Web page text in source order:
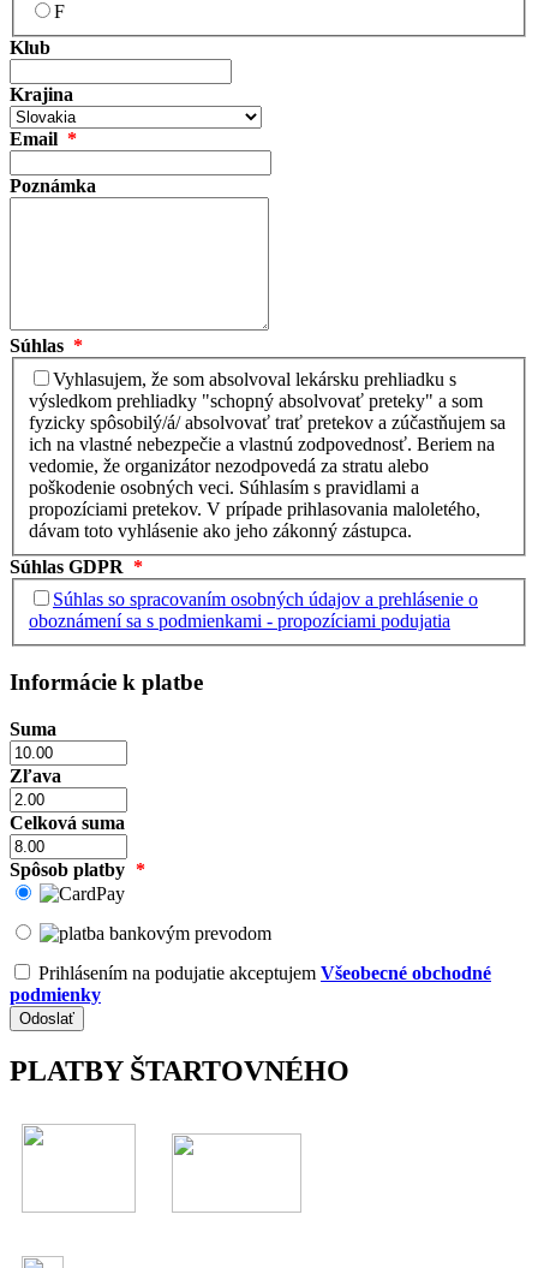
F
Klub
Krajina
Email *
Poznámka
Súhlas *
Vyhlasujem, že som absolvoval lekársku prehliadku s
výsledkom prehliadky "schopný absolvovať preteky" a som
fyzicky spôsobilý/á/ absolvovať trať pretekov a zúčastňujem sa
ich na vlastné nebezpečie a vlastnú zodpovednosť. Beriem na
vedomie, že organizátor nezodpovedá za stratu alebo
poškodenie osobných veci. Súhlasím s pravidlami a
propozíciami pretekov. V prípade prihlasovania maloletého,
dávam toto vyhlásenie ako jeho zákonný zástupca.
Súhlas GDPR *
Súhlas so spracovaním osobných údajov a prehlásenie o
oboznámení sa s podmienkami - propozíciami podujatia
Informácie k platbe
Suma
Zľava
Celková suma
Spôsob platby *
Prihlásením na podujatie akceptujem Všeobecné obchodné
podmienky
PLATBY ŠTARTOVNÉHO